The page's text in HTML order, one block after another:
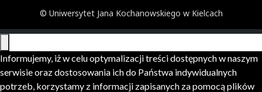
© Uniwersytet Jana Kochanowskiego w Kielcach
Informujemy, iż w celu optymalizacji treści dostępnych w naszym
serwisie oraz dostosowania ich do Państwa indywidualnych
potrzeb, korzystamy z informacji zapisanych za pomocą plików